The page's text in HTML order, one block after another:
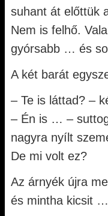
suhant át előttük
Nem is felhő.
gyórsabb … és
A két barát
– Te is láttad? –
– Én is … –
nagyra nyílt
De mi volt ez?
Az árnyék újra
és mintha kicsit